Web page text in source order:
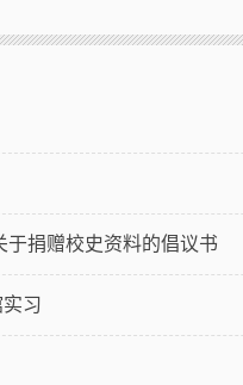
捐赠校史资料的倡议书
习